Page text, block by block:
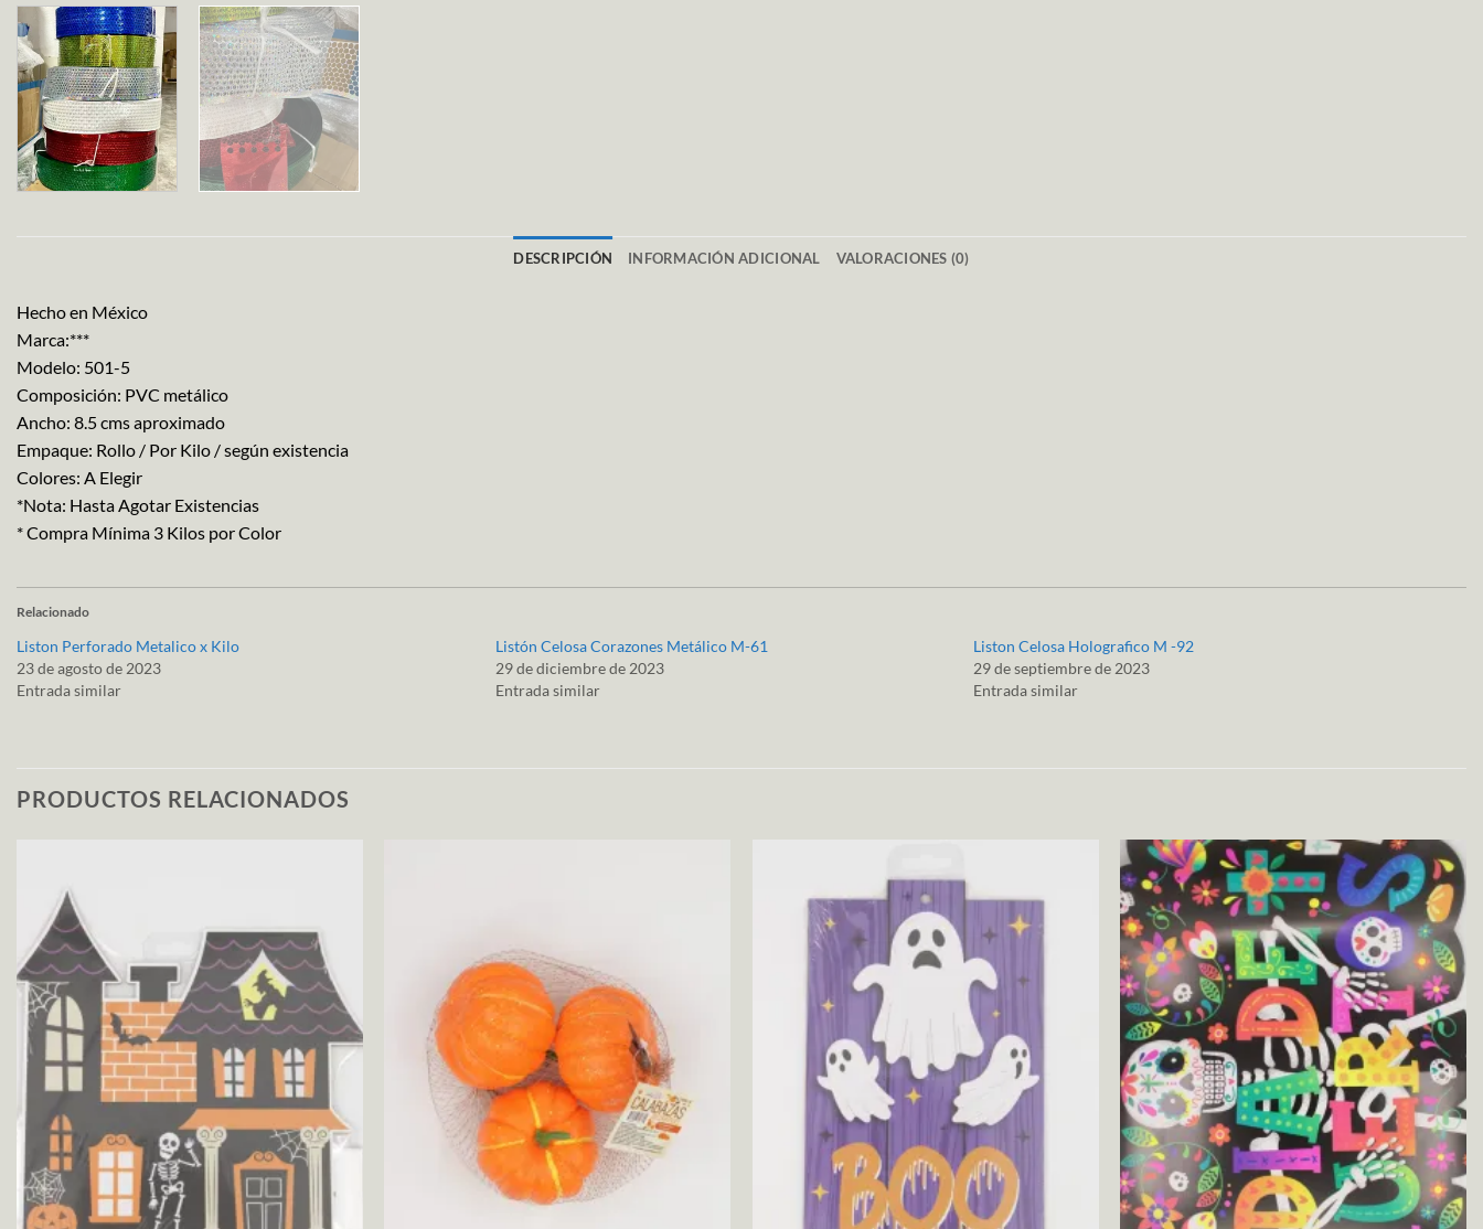
DESCRIPCIÓN INFORMACIÓN ADICIONAL VALORACIONES (0)
Hecho en México
Marca:***
Modelo: 501-5
Composición: PVC metálico
Ancho: 8.5 cms aproximado
Empaque: Rollo / Por Kilo / según existencia
Colores: A Elegir
*Nota: Hasta Agotar Existencias
* Compra Mínima 3 Kilos por Color
Relacionado
Liston Perforado Metalico x Kilo
23 de agosto de 2023
Entrada similar
Listón Celosa Corazones Metálico M-61
29 de diciembre de 2023
Entrada similar
Liston Celosa Holografico M -92
29 de septiembre de 2023
Entrada similar
PRODUCTOS RELACIONADOS